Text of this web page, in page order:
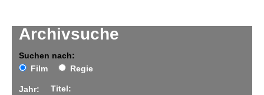
Archivsuche
Suchen nach:
Film
Regie
Jahr: Titel: